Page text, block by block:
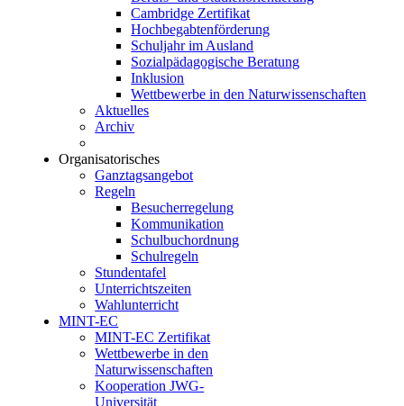
Cambridge Zertifikat
Hochbegabtenförderung
Schuljahr im Ausland
Sozialpädagogische Beratung
Inklusion
Wettbewerbe in den Naturwissenschaften
Aktuelles
Archiv
Organisatorisches
Ganztagsangebot
Regeln
Besucherregelung
Kommunikation
Schulbuchordnung
Schulregeln
Stundentafel
Unterrichtszeiten
Wahlunterricht
MINT-EC
MINT-EC Zertifikat
Wettbewerbe in den
Naturwissenschaften
Kooperation JWG-
Universität